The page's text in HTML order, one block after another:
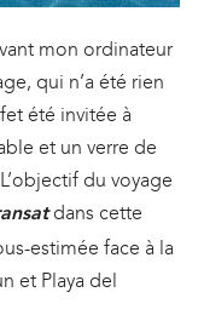
mon ordinateur
qui n’a été rien
été invitée à
et un verre de
du voyage
dans cette
estimée face à la
et Playa del